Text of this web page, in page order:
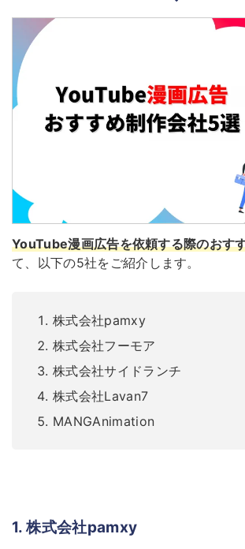
YouTube漫画広告を依頼する際のおす
て、以下の5社をご紹介します。
株式会社pamxy
株式会社フーモア
株式会社サイドランチ
株式会社Lavan7
MANGAnimation
1. 株式会社pamxy